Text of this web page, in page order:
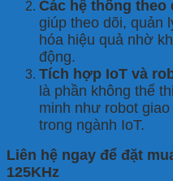
Các hệ thống theo
giúp theo dõi, quản
hóa hiệu quả nhờ
động.
Tích hợp IoT và
là phần không thể
minh như robot
trong ngành IoT.
Liên hệ ngay để đặt
125KHz